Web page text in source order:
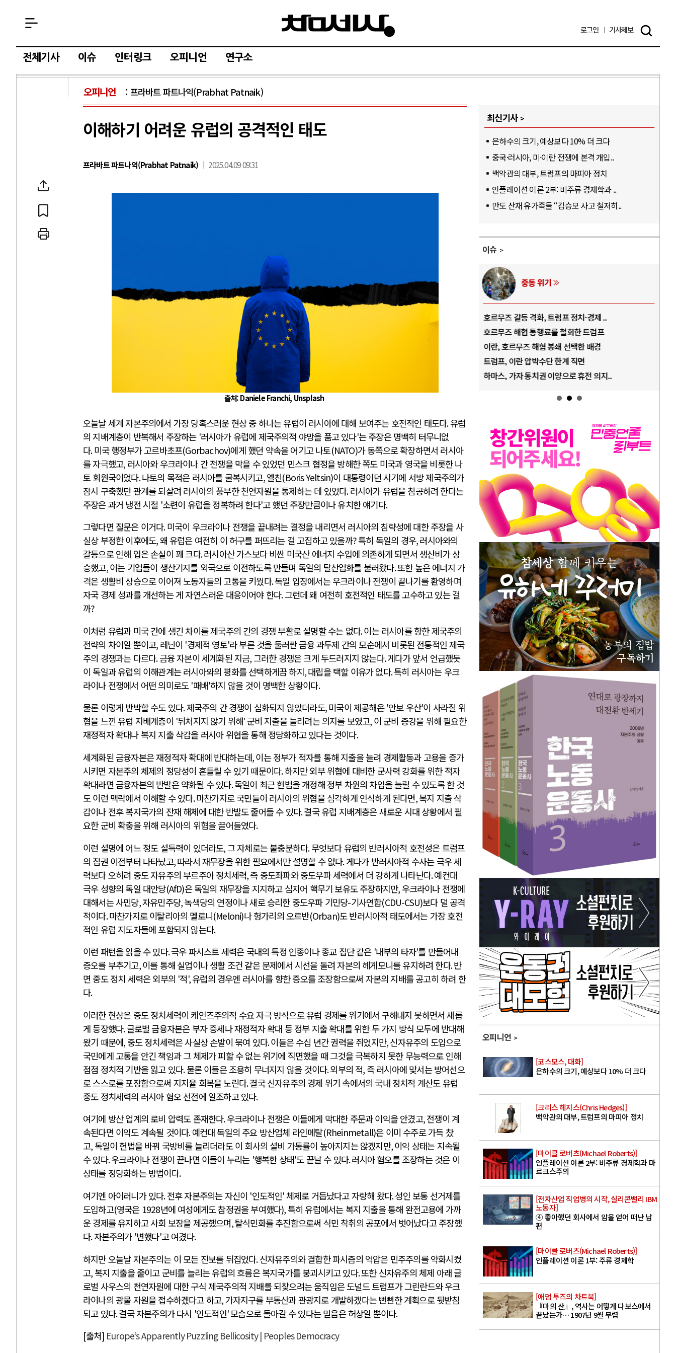
로그인 기사제보
전체기사 이슈 인터링크 오피니언 연구소
오피니언 프라바트 파트나익(Prabhat Patnaik)
이해하기 어려운 유럽의 공격적인 태도
프라바트 파트나익(Prabhat Patnaik) 2025.04.09 09:31
출처: Daniele Franchi, Unsplash
오늘날 세계 자본주의에서 가장 당혹스러운 현상 중 하나는 유럽이 러시아에 대해 보여주는 호전적인 태도다.유럽
의 지배계층이 반복해서 주장하는 '러시아가 유럽에 제국주의적 야망을 품고 있다'는 주장은 명백히 터무니없
다.미국 행정부가 고르바초프(Gorbachov)에게 했던 약속을 어기고 나토(NATO)가 동쪽으로 확장하면서 러시아
를 자극했고, 러시아와 우크라이나 간 전쟁을 막을 수 있었던 민스크 협정을 방해한 쪽도 미국과 영국을 비롯한 나
토 회원국이었다.나토의 목적은 러시아를 굴복시키고, 옐친(Boris Yeltsin)이 대통령이던 시기에 서방 제국주의가
잠시 구축했던 관계를 되살려 러시아의 풍부한 천연자원을 통제하는 데 있었다.러시아가 유럽을 침공하려 한다는
주장은 과거 냉전 시절 '소련이 유럽을 정복하려 한다'고 했던 주장만큼이나 유치한 얘기다.
그렇다면 질문은 이거다.미국이 우크라이나 전쟁을 끝내려는 결정을 내리면서 러시아의 침략성에 대한 주장을 사
실상 부정한 이후에도,왜 유럽은 여전히 이 허구를 퍼뜨리는 걸 고집하고 있을까?특히 독일의 경우,러시아와의
갈등으로 인해 입은 손실이 꽤 크다.러시아산 가스보다 비싼 미국산 에너지 수입에 의존하게 되면서 생산비가 상
승했고,이는 기업들이 생산기지를 외국으로 이전하도록 만들며 독일의 탈산업화를 불러왔다.또한 높은 에너지 가
격은 생활비 상승으로 이어져 노동자들의 고통을 키웠다.독일 입장에서는 우크라이나 전쟁이 끝나기를 환영하며
자국 경제 성과를 개선하는 게 자연스러운 대응이어야 한다.그런데 왜 여전히 호전적인 태도를 고수하고 있는 걸
까?
이처럼 유럽과 미국 간에 생긴 차이를 제국주의 간의 경쟁 부활로 설명할 수는 없다.이는 러시아를 향한 제국주의
전략의 차이일 뿐이고, 레닌이 '경제적 영토'라 부른 것을 둘러싼 금융 과두제 간의 모순에서 비롯된 전통적인 제국
주의 경쟁과는 다르다.금융 자본이 세계화된 지금,그러한 경쟁은 크게 두드러지지 않는다.게다가 앞서 언급했듯
이 독일과 유럽의 이해관계는 러시아와의 평화를 선택하게끔 하지,대립을 택할 이유가 없다.특히 러시아는 우크
라이나 전쟁에서 어떤 의미로도 '패배'하지 않을 것이 명백한 상황이다.
물론 이렇게 반박할 수도 있다.제국주의 간 경쟁이 심화되지 않았더라도,미국이 제공해온 '안보 우산'이 사라질 위
협을 느낀 유럽 지배계층이 '뒤처지지 않기 위해' 군비 지출을 늘리려는 의지를 보였고, 이 군비 증강을 위해 필요한
재정적자 확대나 복지 지출 삭감을 러시아 위협을 통해 정당화하고 있다는 것이다.
세계화된 금융자본은 재정적자 확대에 반대하는데,이는 정부가 적자를 통해 지출을 늘려 경제활동과 고용을 증가
시키면 자본주의 체제의 정당성이 흔들릴 수 있기 때문이다.하지만 외부 위협에 대비한 군사력 강화를 위한 적자
확대라면 금융자본의 반발은 약화될 수 있다.독일이 최근 헌법을 개정해 정부 차원의 차입을 늘릴 수 있도록 한 것
도 이런 맥락에서 이해할 수 있다.마찬가지로 국민들이 러시아의 위협을 심각하게 인식하게 된다면,복지 지출 삭
감이나 전후 복지국가의 잔재 해체에 대한 반발도 줄어들 수 있다.결국 유럽 지배계층은 새로운 시대 상황에서 필
요한 군비 확충을 위해 러시아의 위협을 끌어들였다.
이런 설명에 어느 정도 설득력이 있더라도,그 자체로는 불충분하다.무엇보다 유럽의 반러시아적 호전성은 트럼프
의 집권 이전부터 나타났고,따라서 재무장을 위한 필요에서만 설명할 수 없다.게다가 반러시아적 수사는 극우 세
력보다 오히려 중도 자유주의 부르주아 정치세력,즉 중도좌파와 중도우파 세력에서 더 강하게 나타난다.예컨대
극우 성향의 독일 대안당(AfD)은 독일의 재무장을 지지하고 심지어 핵무기 보유도 주장하지만, 우크라이나 전쟁에
대해서는 사민당,자유민주당,녹색당의 연정이나 새로 승리한 중도우파 기민당-기사연합(CDU-CSU)보다 덜 공격
적이다.마찬가지로 이탈리아의 멜로니(Meloni)나 헝가리의 오르반(Orban)도 반러시아적 태도에서는 가장 호전
적인 유럽 지도자들에 포함되지 않는다.
이런 패턴을 읽을 수 있다.극우 파시스트 세력은 국내의 특정 인종이나 종교 집단 같은 '내부의 타자'를 만들어내
증오를 부추기고,이를 통해 실업이나 생활 조건 같은 문제에서 시선을 돌려 자본의 헤게모니를 유지하려 한다.반
면 중도 정치 세력은 외부의 '적',유럽의 경우엔 러시아를 향한 증오를 조장함으로써 자본의 지배를 공고히 하려 한
다.
이러한 현상은 중도 정치세력이 케인즈주의적 수요 자극 방식으로 유럽 경제를 위기에서 구해내지 못하면서 새롭
게 등장했다.글로벌 금융자본은 부자 증세나 재정적자 확대 등 정부 지출 확대를 위한 두 가지 방식 모두에 반대해
왔기 때문에, 중도 정치세력은 사실상 손발이 묶여 있다.이들은 수십 년간 권력을 쥐었지만,신자유주의 도입으로
국민에게 고통을 안긴 책임과 그 체제가 피할 수 없는 위기에 직면했을 때 그것을 극복하지 못한 무능력으로 인해
점점 정치적 기반을 잃고 있다.물론 이들은 조용히 무너지지 않을 것이다.외부의 적,즉 러시아에 맞서는 방어선으
로 스스로를 포장함으로써 지지율 회복을 노린다.결국 신자유주의 경제 위기 속에서의 국내 정치적 계산도 유럽
중도 정치세력의 러시아 혐오 선전에 일조하고 있다.
여기에 방산 업계의 로비 압력도 존재한다.우크라이나 전쟁은 이들에게 막대한 주문과 이익을 안겼고,전쟁이 계
속된다면 이익도 계속될 것이다.예컨대 독일의 주요 방산업체 라인메탈(Rheinmetall)은 이미 수주로 가득 찼
고, 독일이 헌법을 바꿔 국방비를 늘리더라도 이 회사의 설비 가동률이 높아지지는 않겠지만,이익 상태는 지속될
수 있다.우크라이나 전쟁이 끝나면 이들이 누리는 '행복한 상태'도 끝날 수 있다.러시아 혐오를 조장하는 것은 이
상태를 정당화하는 방법이다.
여기엔 아이러니가 있다.전후 자본주의는 자신이 '인도적인'체제로 거듭났다고 자랑해 왔다.성인 보통 선거제를
도입하고(영국은 1928년에 여성에게도 참정권을 부여했다),특히 유럽에서는 복지 지출을 통해 완전고용에 가까
운 경제를 유지하고 사회 보장을 제공했으며,탈식민화를 추진함으로써 식민 착취의 공포에서 벗어났다고 주장했
다.자본주의가 '변했다'고 여겼다.
하지만 오늘날 자본주의는 이 모든 진보를 뒤집었다.신자유주의와 결합한 파시즘의 억압은 민주주의를 약화시켰
고, 복지 지출을 줄이고 군비를 늘리는 유럽의 흐름은 복지국가를 붕괴시키고 있다.또한 신자유주의 체제 아래 글
로벌 사우스의 천연자원에 대한 구식 제국주의적 지배를 되찾으려는 움직임은 도널드 트럼프가 그린란드와 우크
라이나의 광물 자원을 접수하겠다고 하고,가자지구를 부동산과 관광지로 개발하겠다는 뻔뻔한 계획으로 뒷받침
되고 있다.결국 자본주의가 다시 '인도적인'모습으로 돌아갈 수 있다는 믿음은 허상일 뿐이다.
[출처] Europe’s Apparently Puzzling Bellicosity | Peoples Democracy
최신기사
은하수의 크기, 예상보다 10% 더 크다
중국·러시아, 미·이란 전쟁에 본격 개입..
백악관의 대부, 트럼프의 마피아 정치
인플레이션 이론 2부: 비주류 경제학과 ..
만도 산재 유가족들 “김승모 사고 철저히..
이슈
러시아-우크라이나 전쟁
전쟁의 추상화: 우크라이나, 대리전의 역..
EU·우크라이나 드론 협력 직후, 러시아..
나토, 우크라 군사지원 2027년까지 공..
우크라이나, 덴마크, 에스토니아, 네덜란..
러·우크라, 대규모 공습 주고받아…민간 ..
중동 위기
중국 AI, 저가 공세로 글로벌 토큰 시..
AI 국부펀드 구상 놓고 미국 진보진영 ..
AI 데이터센터 반대 투쟁은 새로운 글로..
AI의 숨은 환경 비용: 데이터센터 확산..
AI는 어떻게 미국 민주주의를 잠식하고 ..
오피니언
[코스모스, 대화]
은하수의 크기, 예상보다 10% 더 크다
[크리스 헤지스(Chris Hedges)]
백악관의 대부, 트럼프의 마피아 정치
[마이클 로버츠(Michael Roberts)]
인플레이션 이론 2부: 비주류 경제학과 마
르크스주의
[전자산업 직업병의 시작, 실리콘밸리 IBM
노동자]
④ 좋아했던 회사에서 암을 얻어 떠난 남
편
[마이클 로버츠(Michael Roberts)]
인플레이션 이론 1부: 주류 경제학
[애덤 투즈의 차트북]
『마의 산』, 역사는 어떻게 다보스에서
끝났는가… 1907년 9월 무렵